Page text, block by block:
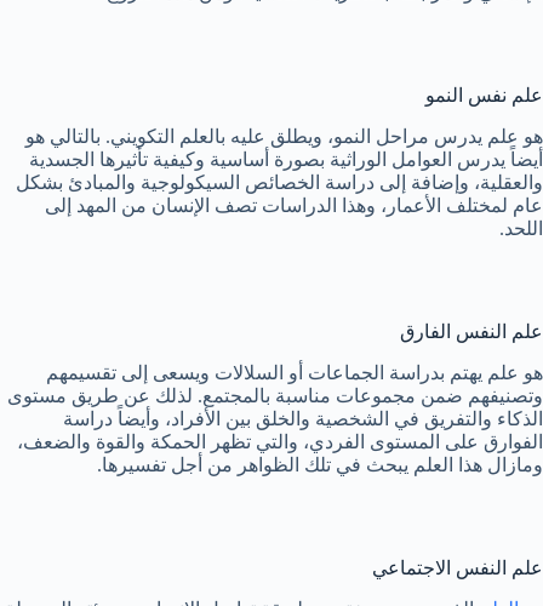
علم نفس النمو
هو علم يدرس مراحل النمو، ويطلق عليه بالعلم التكويني. بالتالي هو
أيضاً يدرس العوامل الوراثية بصورة أساسية وكيفية تأثيرها الجسدية
والعقلية، وإضافة إلى دراسة الخصائص السيكولوجية والمبادئ بشكل
عام لمختلف الأعمار، وهذا الدراسات تصف الإنسان من المهد إلى
اللحد.
علم النفس الفارق
هو علم يهتم بدراسة الجماعات أو السلالات ويسعى إلى تقسيمهم
وتصنيفهم ضمن مجموعات مناسبة بالمجتمع. لذلك عن طريق مستوى
الذكاء والتفريق في الشخصية والخلق بين الأفراد، وأيضاً دراسة
الفوارق على المستوى الفردي، والتي تظهر الحمكة والقوة والضعف،
ومازال هذا العلم يبحث في تلك الظواهر من أجل تفسيرها.
علم النفس الاجتماعي